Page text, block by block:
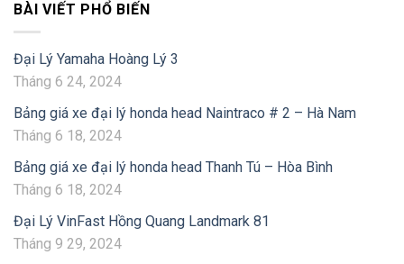
BÀI VIẾT PHỔ BIẾN
Đại Lý Yamaha Hoàng Lý 3
Tháng 6 24, 2024
Bảng giá xe đại lý honda head Naintraco # 2 – Hà Nam
Tháng 6 18, 2024
Bảng giá xe đại lý honda head Thanh Tú – Hòa Bình
Tháng 6 18, 2024
Đại Lý VinFast Hồng Quang Landmark 81
Tháng 9 29, 2024